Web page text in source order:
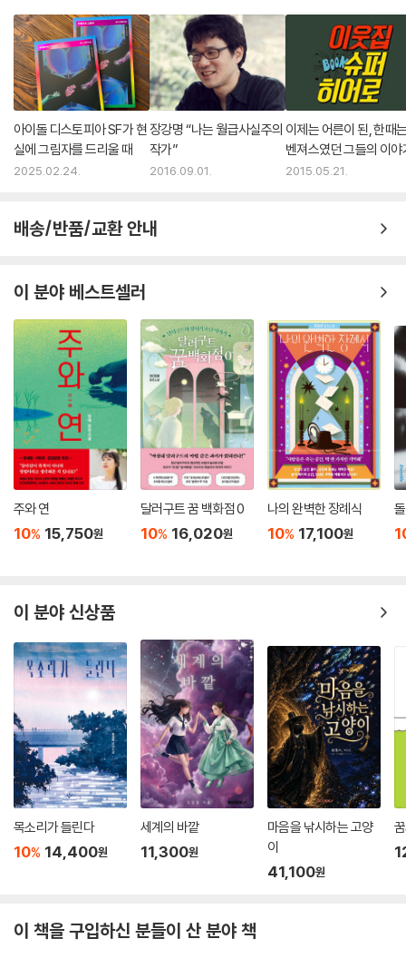
아이돌 디스토피아 SF가 현
실에 그림자를 드리울 때
2025.02.24.
장강명 “나는 월급사실주의
작가”
2016.09.01.
이제는 어른이 된, 한때
벤져스였던 그들의 이야
2015.05.21.
배송/반품/교환 안내
이 분야 베스트셀러
주와 연
10% 15,750원
달러구트 꿈 백화점 0
10% 16,020원
나의 완벽한 장례식
10% 17,100원
이 분야 신상품
목소리가 들린다
10% 14,400원
세계의 바깥
11,300원
마음을 낚시하는 고양
이
41,100원
이 책을 구입하신 분들이 산 분야 책